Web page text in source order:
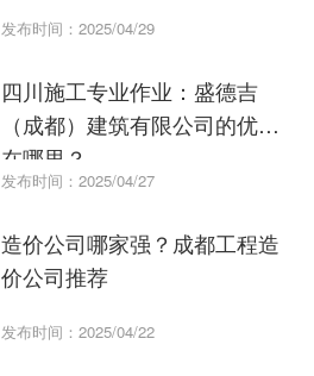
发布时间：2025/04/29
四川施工专业作业：盛德吉
（成都）建筑有限公司的优势
在哪里？
发布时间：2025/04/27
造价公司哪家强？成都工程造
价公司推荐
发布时间：2025/04/22